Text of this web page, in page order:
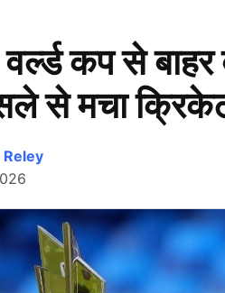
कप से
से मचा
Reley